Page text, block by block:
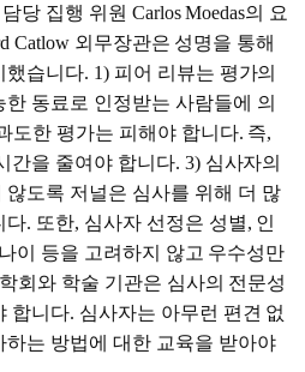
당 집행 위원 Carlos Moedas의 요
Catlow 외무장관은 성명을 통해
습니다. 1) 피어 리뷰는 평가의
동료로 인정받는 사람들에 의
도한 평가는 피해야 합니다. 즉,
간을 줄여야 합니다. 3) 심사자의
도록 저널은 심사를 위해 더 많
. 또한, 심사자 선정은 성별, 인
이 등을 고려하지 않고 우수성만
회와 학술 기관은 심사의 전문성
합니다. 심사자는 아무런 편견 없
는 방법에 대한 교육을 받아야